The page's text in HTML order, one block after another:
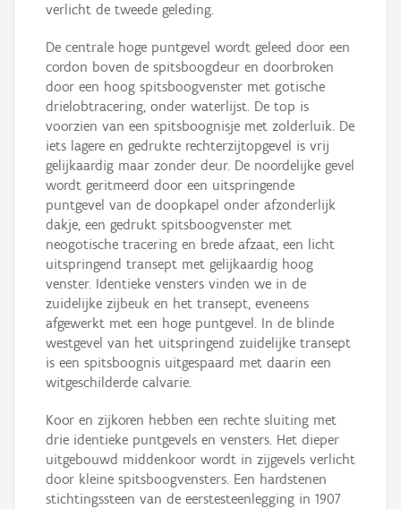
verlicht de tweede geleding.
De centrale hoge puntgevel wordt geleed door een
cordon boven de spitsboogdeur en doorbroken
door een hoog spitsboogvenster met gotische
drielobtracering, onder waterlijst. De top is
voorzien van een spitsboognisje met zolderluik. De
iets lagere en gedrukte rechterzijtopgevel is vrij
gelijkaardig maar zonder deur. De noordelijke gevel
wordt geritmeerd door een uitspringende
puntgevel van de doopkapel onder afzonderlijk
dakje, een gedrukt spitsboogvenster met
neogotische tracering en brede afzaat, een licht
uitspringend transept met gelijkaardig hoog
venster. Identieke vensters vinden we in de
zuidelijke zijbeuk en het transept, eveneens
afgewerkt met een hoge puntgevel. In de blinde
westgevel van het uitspringend zuidelijke transept
is een spitsboognis uitgespaard met daarin een
witgeschilderde calvarie.
Koor en zijkoren hebben een rechte sluiting met
drie identieke puntgevels en vensters. Het dieper
uitgebouwd middenkoor wordt in zijgevels verlicht
door kleine spitsboogvensters. Een hardstenen
stichtingssteen van de eerstesteenlegging in 1907